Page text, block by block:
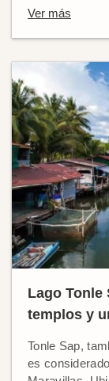
Ver más
Lago Tonle
templos y
Tonle Sap,
es